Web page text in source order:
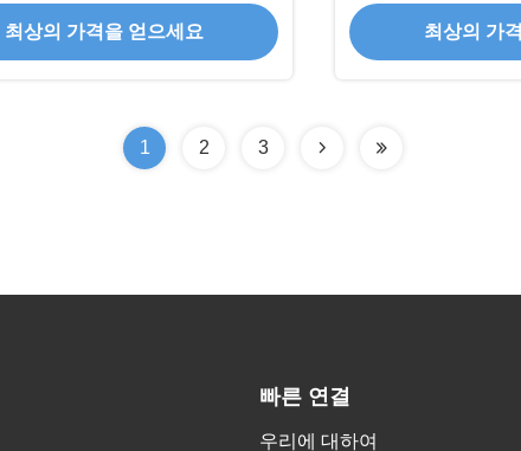
최상의 가격을 얻으세요 최상의 가
1 2 3
빠른 연결
우리에 대하여